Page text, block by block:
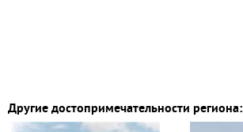
Другие достопримечательности региона: